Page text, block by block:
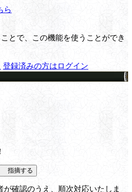
ら
とで、この機能を使うことができ
登録済みの方はログイン
指摘する
が確認のうえ、順次対応いたしま